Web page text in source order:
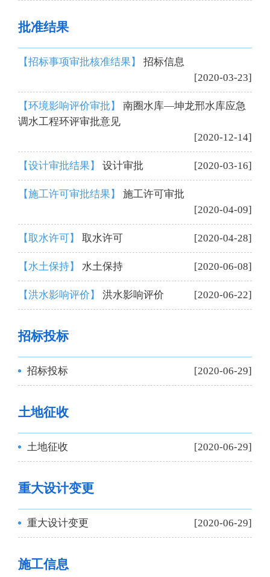
批准结果
【招标事项审批核准结果】 招标信息
[2020-03-23]
【环境影响评价审批】 南圈水库—坤龙邢水库应急
调水工程环评审批意见
[2020-12-14]
【设计审批结果】 设计审批 [2020-03-16]
【施工许可审批结果】 施工许可审批
[2020-04-09]
【取水许可】 取水许可 [2020-04-28]
【水土保持】 水土保持 [2020-06-08]
【洪水影响评价】 洪水影响评价 [2020-06-22]
招标投标
招标投标 [2020-06-29]
土地征收
土地征收 [2020-06-29]
重大设计变更
重大设计变更 [2020-06-29]
施工信息